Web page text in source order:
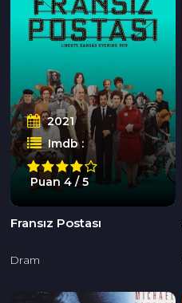
2021
Imdb :
Puan 4 / 5
Fransız Postası
Dram